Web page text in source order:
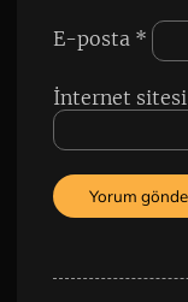
E-posta *
İnternet sitesi